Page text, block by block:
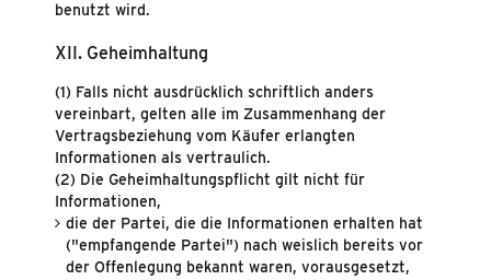
benutzt wird.
XII. Geheimhaltung
(1) Falls nicht ausdrücklich schriftlich anders
vereinbart, gelten alle im Zusammenhang der
Vertragsbeziehung vom Käufer erlangten
Informationen als vertraulich.
(2) Die Geheimhaltungspflicht gilt nicht für
Informationen,
die der Partei, die die Informationen erhalten hat
("empfangende Partei") nach weislich bereits vor
der Offenlegung bekannt waren, vorausgesetzt,